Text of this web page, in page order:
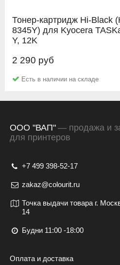
Тонер-картридж Hi-Black
8345Y) для Kyocera
Y, 12K
Hi-Black
2 290 руб
Есть в наличии на складе
ООО "ВАП" — продажа и
для принтеров
+7 499 398-52-17
zakaz@colourit.ru
Точка выдачи товара г.
14
Будни 11:00 -18:00
Оплата и доставка